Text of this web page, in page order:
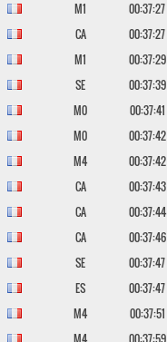
M1 00:37:27
CA 00:37:27
M1 00:37:29
SE
00:37:39
M0 00:37:41
M0 00:37:42
M4 00:37:42
CA 00:37:43
CA 00:37:44
CA 00:37:46
SE 00:37:47
ES 00:37:47
M4 00:37:51
M4 00:37:59